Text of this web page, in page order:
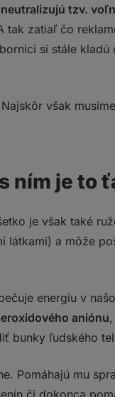
neutralizujú tzv.
tak zatiaľ čo
si stále kladú
však
ním je to
je však také
látkami) a môže
energiu v
aniónu
bunky ľudského
Pomáhajú mu
či dokonca